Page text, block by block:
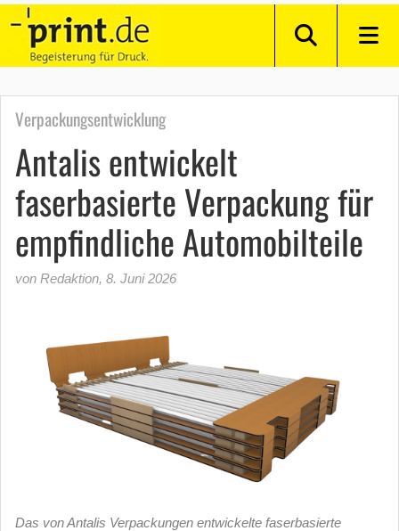
Verpackungsentwicklung
Antalis entwickelt
faserbasierte Verpackung für
empfindliche Automobilteile
von Redaktion, 8. Juni 2026
Das von Antalis Verpackungen entwickelte faserbasierte